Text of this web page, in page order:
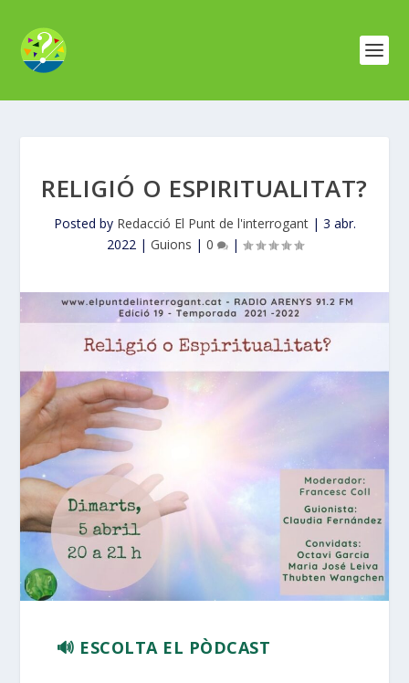
RELIGIÓ O ESPIRITUALITAT?
Posted by Redacció El Punt de l'interrogant| 3 abr.
2022| Guions | 0 |
🔊 ESCOLTA EL PÒDCAST